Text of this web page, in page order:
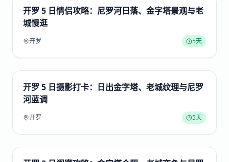
开罗 5 日情侣攻略：尼罗河日落、金字塔景观与老
城慢逛
开罗 5天
开罗 5 日摄影打卡：日出金字塔、老城纹理与尼罗
河蓝调
开罗 5天